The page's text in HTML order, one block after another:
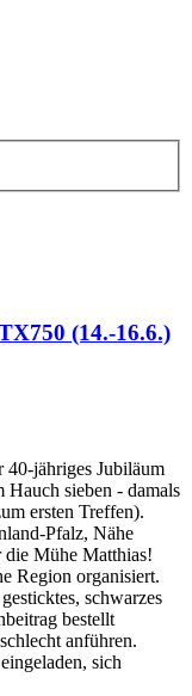
(14.-16.6.)
jähriges Jubiläum
sieben - damals
ersten Treffen).
Pfalz, Nähe
Mühe Matthias!
Region organisiert.
schwarzes
bestellt
anführen.
sich